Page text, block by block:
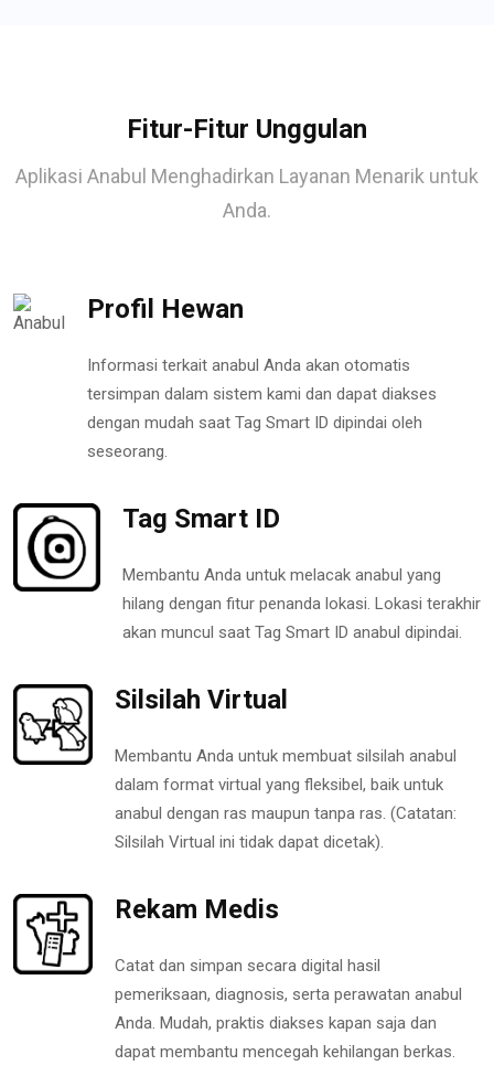
Fitur-Fitur Unggulan
Aplikasi Anabul Menghadirkan Layanan Menarik untuk
Anda.
Profil Hewan
Informasi terkait anabul Anda akan otomatis
tersimpan dalam sistem kami dan dapat diakses
dengan mudah saat Tag Smart ID dipindai oleh
seseorang.
Tag Smart ID
Membantu Anda untuk melacak anabul yang
hilang dengan fitur penanda lokasi. Lokasi terakhir
akan muncul saat Tag Smart ID anabul dipindai.
Silsilah Virtual
Membantu Anda untuk membuat silsilah anabul
dalam format virtual yang fleksibel, baik untuk
anabul dengan ras maupun tanpa ras. (Catatan:
Silsilah Virtual ini tidak dapat dicetak).
Rekam Medis
Catat dan simpan secara digital hasil
pemeriksaan, diagnosis, serta perawatan anabul
Anda. Mudah, praktis diakses kapan saja dan
dapat membantu mencegah kehilangan berkas.